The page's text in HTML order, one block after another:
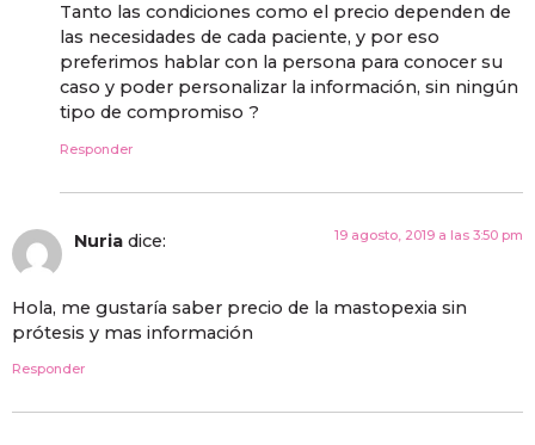
Tanto las condiciones como el precio dependen de
las necesidades de cada paciente, y por eso
preferimos hablar con la persona para conocer su
caso y poder personalizar la información, sin ningún
tipo de compromiso ?
Responder
Nuria dice: 19 agosto, 2019 a las 3:50 pm
Hola, me gustaría saber precio de la mastopexia sin
prótesis y mas información
Responder